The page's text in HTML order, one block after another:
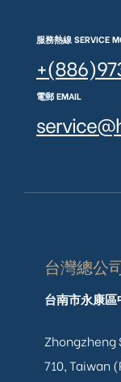
服務熱線 SERVICE
電郵 EMAIL
台灣總公
台南市永康
Zhongzheng
710, Taiwan